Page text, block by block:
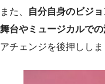
また、
自分自身のビジ
舞台やミュージカルで
アチェンジを後押ししま